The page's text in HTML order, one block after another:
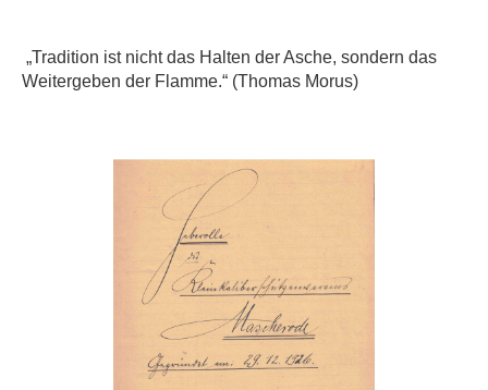
„Tradition ist nicht das Halten der Asche, sondern das
Weitergeben der Flamme.“ (Thomas Morus)